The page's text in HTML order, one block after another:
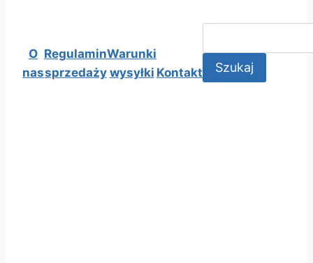
O
nas
Regulamin
sprzedaży
Warunki
wysyłki Kontakt